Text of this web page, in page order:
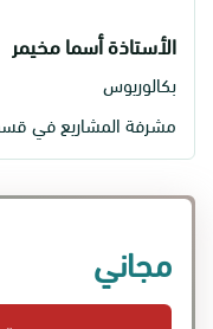
الأستاذة أسما مخيمر
بكالوريوس
مشرفة المشاريع في
مجاني